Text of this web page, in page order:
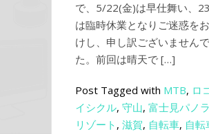
で、5/22(金)は早仕舞い、
は臨時休業となりご迷惑を
けし、申し訳ございません
た。前回は晴天で […]
Post Tagged with MTB, ロ
イシクル, 守山, 富士見パノ
リゾート , 滋賀, 自転車, 自転